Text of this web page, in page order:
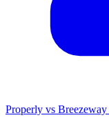
Properly vs Breezeway